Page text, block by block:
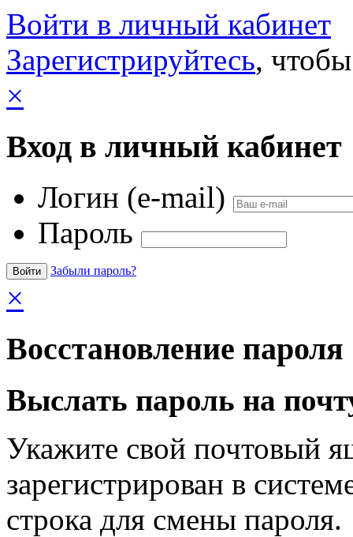
Войти в личный кабинет
Зарегистрируйтесь,
×
Вход в личный кабинет
Логин (e-mail)
Пароль
Забыли пароль?
×
Восстановление пароля
Выслать пароль на
Укажите свой почтовый
зарегистрирован в
строка для смены пароля.